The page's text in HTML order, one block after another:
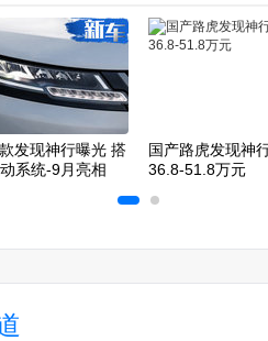
发现神行曝光 搭
系统-9月亮相
国产路虎发现神
36.8-51.8万元